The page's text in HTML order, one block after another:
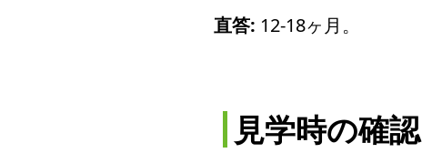
直答: 12-18ヶ月。
見学時の確認